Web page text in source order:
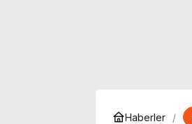
Haberler